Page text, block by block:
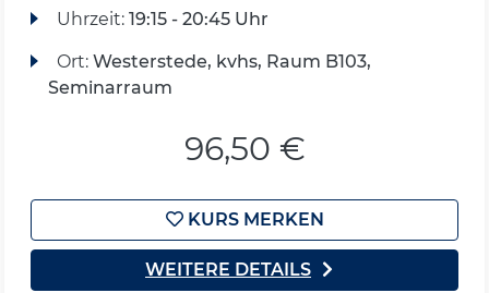
Uhrzeit: 19:15 - 20:45 Uhr
Ort: Westerstede, kvhs, Raum B103,
Seminarraum
96,50 €
KURS MERKEN
WEITERE DETAILS